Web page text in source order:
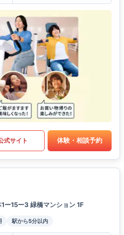
式サイト 体験・相談予約
ー15ー3 緑橋マンション 1F
駅から5分以内